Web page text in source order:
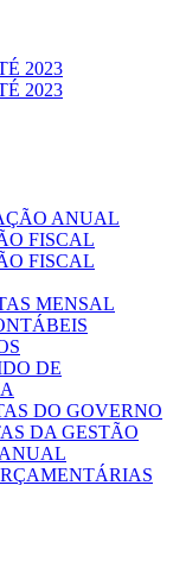
2023
2023
ANUAL
FISCAL
FISCAL
MENSAL
DE
DO GOVERNO
DA GESTÃO